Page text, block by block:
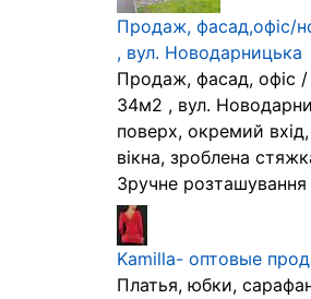
Продаж, фасад,офіс/
, вул. Новодарницька
Продаж, фасад, офіс /
34м2 , вул.
поверх, окремий
вікна, зроблена
Зручне розташування
Kamilla- оптовые
Платья, юбки,